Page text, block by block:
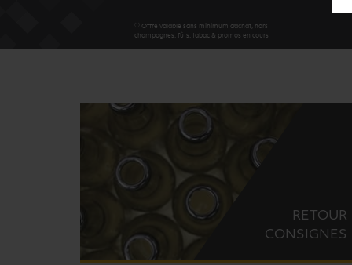
Offre valable sans minimum d'achat, hors
champagnes, fûts, tabac & promos en cours
RETOUR
CONSIGNES